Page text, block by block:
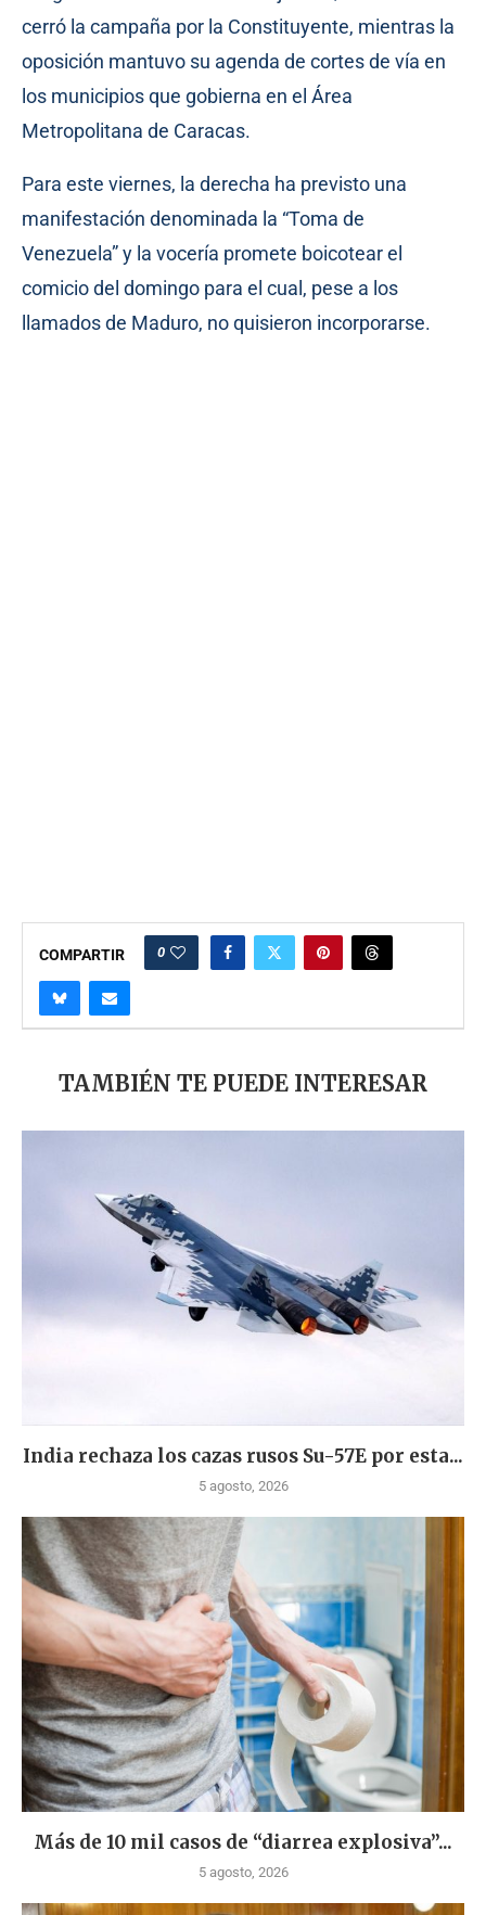
cerró la campaña por la Constituyente, mientras la
oposición mantuvo su agenda de cortes de vía en
los municipios que gobierna en el Área
Metropolitana de Caracas.
Para este viernes, la derecha ha previsto una
manifestación denominada la “Toma de
Venezuela” y la vocería promete boicotear el
comicio del domingo para el cual, pese a los
llamados de Maduro, no quisieron incorporarse.
COMPARTIR 0
TAMBIÉN TE PUEDE INTERESAR
India rechaza los cazas rusos Su-57E por esta...
5 agosto, 2026
Más de 10 mil casos de “diarrea explosiva”...
5 agosto, 2026